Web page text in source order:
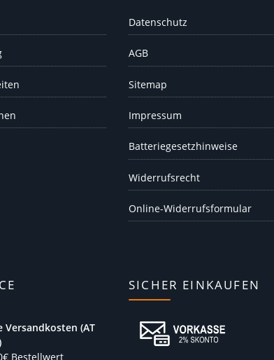
Datenschutz
AGB
Sitemap
Impressum
Batteriegesetzhinweise
Widerrufsrecht
Online-Widerrufsformular
Versandkosten (AT
Bestellwert
SICHER EINKAUFEN